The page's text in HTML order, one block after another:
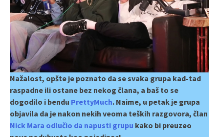
Nažalost, opšte je poznato da se svaka grupa kad-tad
raspadne ili ostane bez nekog člana, a baš to se
dogodilo i bendu PrettyMuch. Naime, u petak je grupa
objavila da je nakon nekih veoma teških razgovora, član
Nick Mara odlučio da napusti grupu kako bi preuzeo